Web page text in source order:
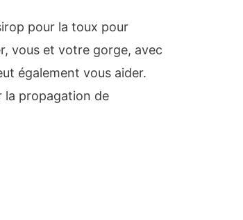
pour la toux pour
vous et votre gorge, avec
également vous aider.
la propagation de